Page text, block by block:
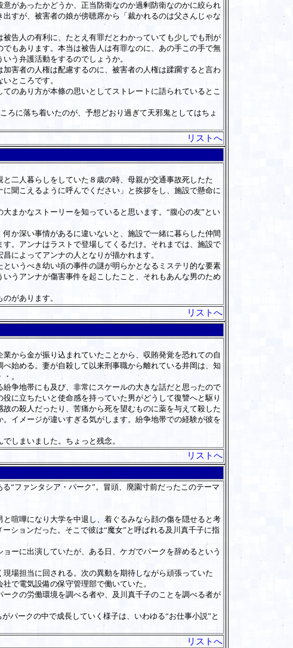
があったかどうか、正当防衛なのか過剰防衛なのかに絞られ
すが、被害者の娘が傍聴席から「裁かれるのは父さんじゃな
告人の有利に、たとえ有罪だとわかっていても少しでも刑が
もあります。本当は被告人は有罪なのに、あの手この手で無
う弁護活動をするのでしょうか。
害者の人権は配慮するのに、被害者の人権は蹂躙すると言わ
ところです。
のあり方が本條の思いとしてストレートに語られているとこ
に落ち着いたのが、予想どおり過ぎて天邪鬼としてはちょ
リストへ
二人暮らしをしていた８歳の時、母親が交通事故死したた
聞こえるように呼んでください」と挨拶をし、施設で懸命に
まかなストーリーを知っていると思います。“腹心の友”とい
か深い事情があるに違いないと、施設で一緒に暮らした仲間
。アンナはラストで登場してくるだけ。それまでは、施設で
によってアンナの人となりが描かれます。
いうべき幼い頃の事件の謎が明らかとなるミステリ的な要素
うアンナが傷害事件を起こしたこと、それもあんな男のため
があります。
リストへ
から金が振り込まれていたことから、収賄発覚を恐れての自
始める。妻が自殺して以来刑事職から離れている井岡は、知
。
争地帯にも及び、非常にスケールの大きな話だと思ったので
に立ちたいと使命感を持っていた男がどうして復讐へと駆り
の殺人だったり、苦痛から死を望むものに薬を与えて殺した
イメージが違いすぎる気がします。紛争地帯での経験が彼を
しまいました。ちょっと残念。
リストへ
“ファンタシア・パーク”。冒頭、廃園寸前だったこのテーマ
喧嘩になり大学を中退し、着ぐるみなら顔の傷を隠せると考
ションだった。そこで彼は“魔女”と呼ばれる及川真千子に指
ーに出演していたが、ある日、ケガでパークを辞めるという
場担当に回される。次の異動を期待しながら頑張っていた
で電気設備の保守管理部で働いていた。
クの労働環境を調べる者や、及川真千子のことを調べる者が
パークの中で成長していく様子は、いわゆる“お仕事小説”と
リストへ